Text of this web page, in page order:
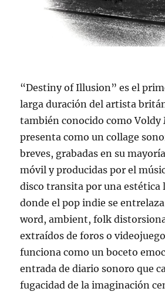
“Destiny of Illusion” es el
larga duración del artista
también conocido como Voldy
presenta como un collage
breves, grabadas en su
móvil y producidas por el
disco transita por una
donde el pop indie se
word, ambient, folk
extraídos de foros o
funciona como un boceto
entrada de diario sonoro que
fugacidad de la imaginación